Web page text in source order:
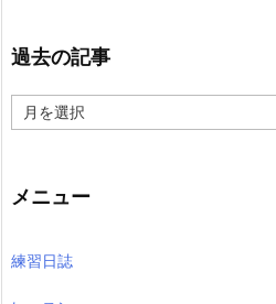
過去の記事
去
事
メニュー
練習日誌